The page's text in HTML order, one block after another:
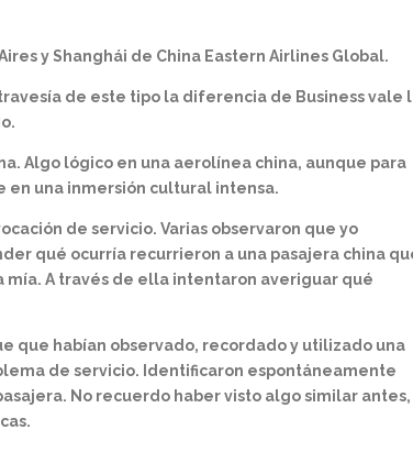
y Shanghái de China Eastern Airlines Global.
de este tipo la diferencia de Business vale
Algo lógico en una aerolínea china, aunque para
en una inmersión cultural intensa.
de servicio. Varias observaron que yo
qué ocurría recurrieron a una pasajera china
A través de ella intentaron averiguar qué
que habían observado, recordado y utilizado una
de servicio. Identificaron espontáneamente
No recuerdo haber visto algo similar antes,